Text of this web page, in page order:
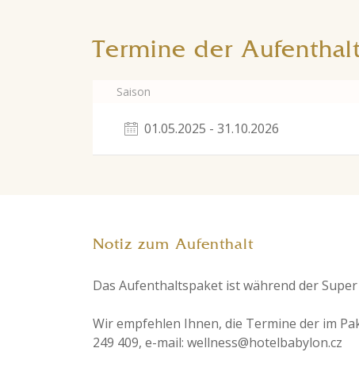
Termine der
Saison
01.05.2025 - 31.10.2026
Notiz zum Aufenthalt
Das Aufenthaltspaket ist während der
Wir empfehlen Ihnen, die Termine der im
249 409, e-mail: wellness@hotelbabylon.cz